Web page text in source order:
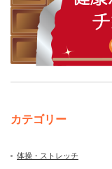
カテゴリー
体操・ストレッチ